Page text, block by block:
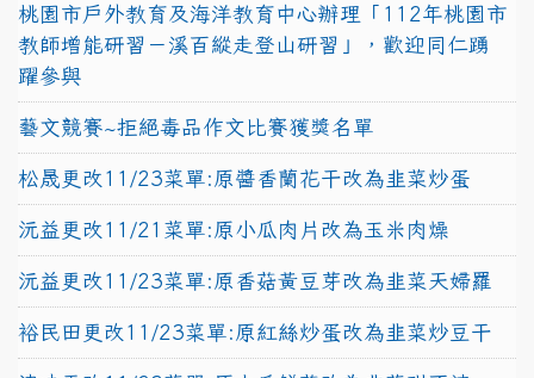
桃園市戶外教育及海洋教育中心辦理「112年桃園市
教師增能研習－溪百縱走登山研習」，歡迎同仁踴
躍參與
藝文競賽~拒絕毒品作文比賽獲獎名單
松晟更改11/23菜單:原醬香蘭花干改為韭菜炒蛋
沅益更改11/21菜單:原小瓜肉片改為玉米肉燥
沅益更改11/23菜單:原香菇黃豆芽改為韭菜天婦羅
裕民田更改11/23菜單:原紅絲炒蛋改為韭菜炒豆干